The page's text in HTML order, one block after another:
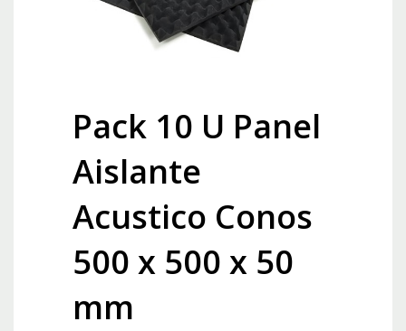
Pack 10 U Panel
Aislante
Acustico Conos
500 x 500 x 50
mm